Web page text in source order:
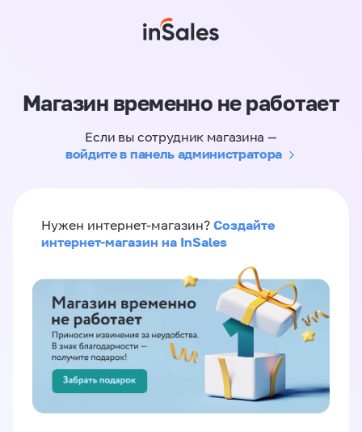
Магазин временно не работает
Если вы сотрудник магазина —
войдите в панель администратора
Нужен интернет-магазин? Создайте
интернет-магазин на InSales